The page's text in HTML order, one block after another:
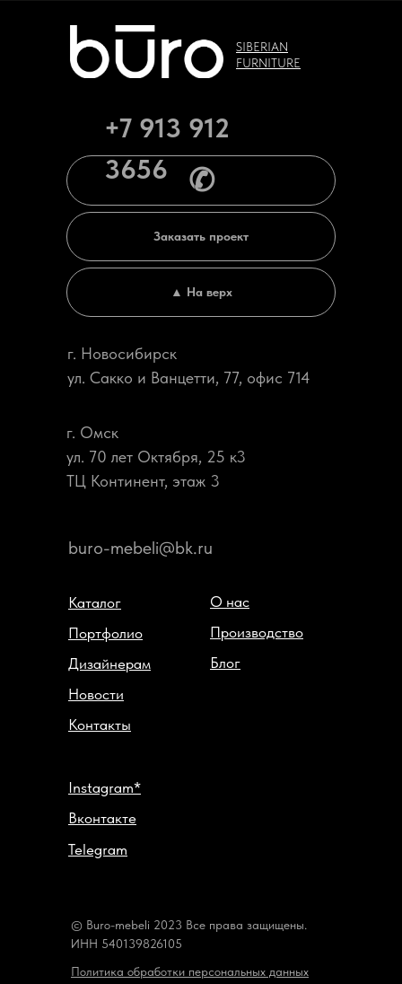
+7 913 912
3656
Блог
О нас
Производство
Instagram*
Вконтакте
Telegram
▲ На верх
г. Новосибирск
ул. Сакко и Ванцетти, 77, офис 714
Заказать проект
buro-mebeli@bk.ru
✆
© Buro-mebeli 2023 Все права защищены.
ИНН 540139826105
Политика обработки персональных данных
г. Омск
ул. 70 лет Октября, 25 к3
ТЦ Континент, этаж 3
SIBERIAN
FURNITURE
Контакты
Каталог
Портфолио
Дизайнерам
Новости